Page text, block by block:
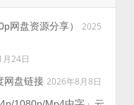
网盘资源分享）
2025
24日
网盘链接 2026年8月8日